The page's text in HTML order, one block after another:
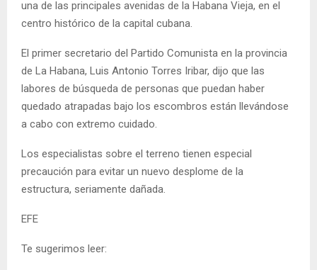
una de las principales avenidas de la Habana Vieja, en el
centro histórico de la capital cubana.
El primer secretario del Partido Comunista en la provincia
de La Habana, Luis Antonio Torres Iribar, dijo que las
labores de búsqueda de personas que puedan haber
quedado atrapadas bajo los escombros están llevándose
a cabo con extremo cuidado.
Los especialistas sobre el terreno tienen especial
precaución para evitar un nuevo desplome de la
estructura, seriamente dañada.
EFE
Te sugerimos leer: